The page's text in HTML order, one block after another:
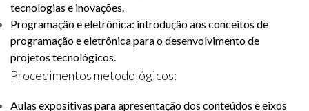
tecnologias e inovações.
Programação e eletrônica: introdução aos conceitos de
programação e eletrônica para o desenvolvimento de
projetos tecnológicos.
Procedimentos metodológicos:
Aulas expositivas para apresentação dos conteúdos e eixos